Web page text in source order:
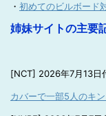
・ 初めてのビルボード
姉妹サイトの主要
[NCT] 2026年7月13
カバーで一部5人のキ